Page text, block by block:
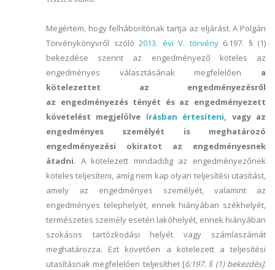
Megértem, hogy felháborítónak tartja az eljárást. A Polgári
Törvénykönyvről szóló 2013. évi V. törvény6:197. § (1)
bekezdése szerint az engedményező köteles az
engedményes választásának megfelelően a
kötelezettet az engedményezésről
az engedményezés tényét és az engedményezett
követelést megjelölve írásban értesíteni, vagy az
engedményes személyét is meghatározó
engedményezési okiratot az engedményesnek
átadni. A kötelezett mindaddig az engedményezőnek
köteles teljesíteni, amíg nem kap olyan teljesítési utasítást,
amely az engedményes személyét, valamint az
engedményes telephelyét, ennek hiányában székhelyét,
természetes személy esetén lakóhelyét, ennek hiányában
szokásos tartózkodási helyét vagy számlaszámát
meghatározza. Ezt követően a kötelezett a teljesítési
utasításnak megfelelően teljesíthet [6:197. § (1) bekezdés].